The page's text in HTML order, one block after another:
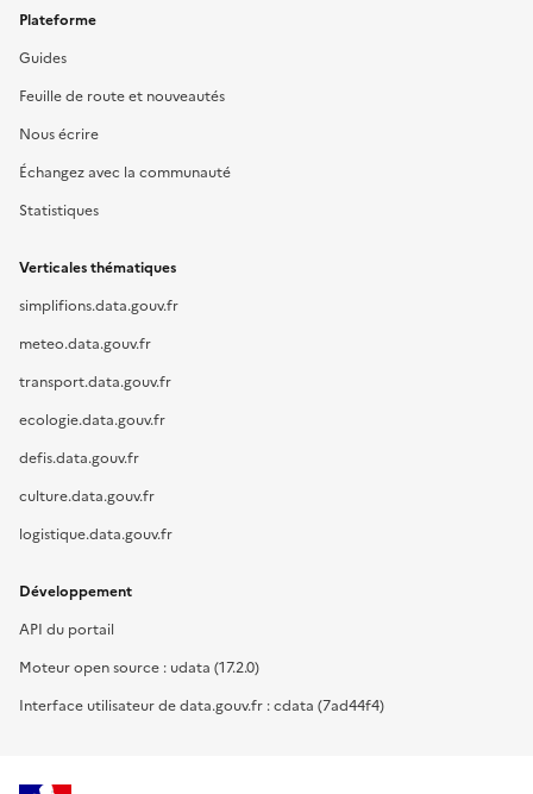
Plateforme
Guides
Feuille de route et nouveautés
Nous écrire
Échangez avec la communauté
Statistiques
Verticales thématiques
simplifions.data.gouv.fr
meteo.data.gouv.fr
transport.data.gouv.fr
ecologie.data.gouv.fr
defis.data.gouv.fr
culture.data.gouv.fr
logistique.data.gouv.fr
Développement
API du portail
Moteur open source : udata (17.2.0)
Interface utilisateur de data.gouv.fr : cdata (7ad44f4)